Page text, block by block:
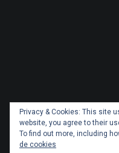
Privacy & Cookies: This site
website, you agree to their
To find out more, including
de cookies